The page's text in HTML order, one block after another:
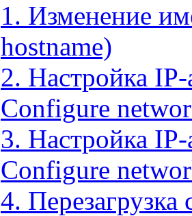
1. Изменение
hostname)
2. Настройка IP-
Configure
3. Настройка
Configure
4. Перезагрузка